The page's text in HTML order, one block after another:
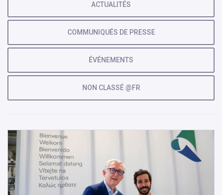
ACTUALITÉS
COMMUNIQUÉS DE PRESSE
ÉVÉNEMENTS
NON CLASSÉ @FR